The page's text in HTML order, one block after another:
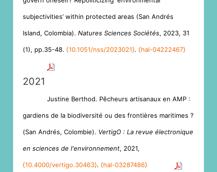
subjectivities’ within protected areas (San Andrés
Island, Colombia). Natures Sciences Sociétés, 2023, 31
(1), pp.35-48. ⟨10.1051/nss/2023021⟩. ⟨hal-04222467⟩
2021
Justine Berthod. Pêcheurs artisanaux en AMP :
gardiens de la biodiversité ou des frontières maritimes ?
(San Andrés, Colombie). VertigO : La revue électronique
en sciences de l'environnement, 2021,
⟨10.4000/vertigo.30463⟩. ⟨hal-03287486⟩